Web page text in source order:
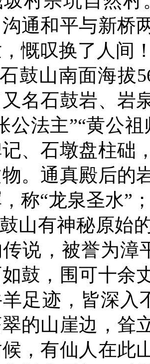
通和平与新桥
慨叹换了人间
鼓山南面海拔
名石鼓岩、岩
公法主”“黄公
、石墩盘柱础
。通真殿后的
称“龙泉圣水”
山有神秘原始
说，被誉为漳
鼓，围可十余
足迹，皆深入
的山崖边，耸
，有仙人在此